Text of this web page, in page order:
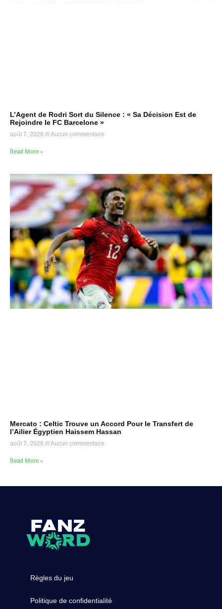
L’Agent de Rodri Sort du Silence : « Sa Décision Est de
Rejoindre le FC Barcelone »
août 7, 2026 Aucun commentaire
Read More »
Mercato : Celtic Trouve un Accord Pour le Transfert de
l’Ailier Égyptien Haissem Hassan
août 7, 2026 Aucun commentaire
Read More »
Règles du jeu
Politique de confidentialité